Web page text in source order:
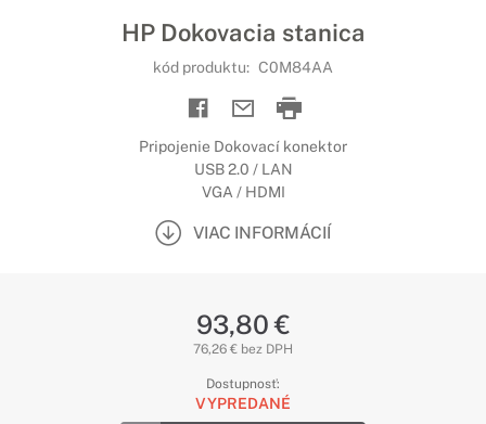
HP Dokovacia stanica
kód produktu: C0M84AA
Pripojenie Dokovací konektor
USB 2.0 / LAN
VGA / HDMI
VIAC INFORMÁCIÍ
93,80 €
76,26 € bez DPH
Dostupnosť:
VYPREDANÉ